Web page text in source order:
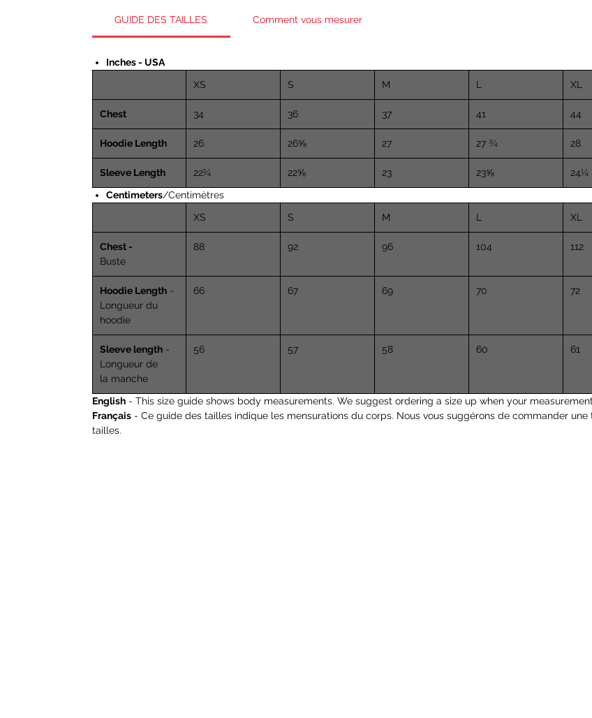
GUIDE DES TAILLES Comment vous mesurer
Inches - USA
XS
S M L XL
Chest 34 36 37 41 44
Hoodie Length 26 26⅝ 27 27 ¾ 28
Sleeve Length 22¼ 22⅝ 23 23⅝ 24¼
Centimeters/Centimètres
XS
S M L XL
Chest -
Buste
88 92 96 104 112
Hoodie Length -
Longueur du
hoodie
66 67 69 70 72
Sleeve length -
Longueur de
la manche
56 57 58 60 61
English - This size guide shows body measurements. We suggest ordering a size up when your
Français - Ce guide des tailles indique les mensurations du corps. Nous vous suggérons de commander
tailles.